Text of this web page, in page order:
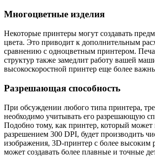
Многоцветные изделия
Некоторые принтеры могут создавать
цвета. Это приводит к дополнительным
сравнению с одноцветным принтером.
структур также замедлит работу вашей
высокоскоростной принтер еще более
Разрешающая способность
При обсуждении любого типа принтера,
необходимо учитывать его разрешающую
Подобно тому, как принтер, который может
разрешением 300 DPI, будет производить
изображения, 3D-принтер с более высоким
может создавать более плавные и точные